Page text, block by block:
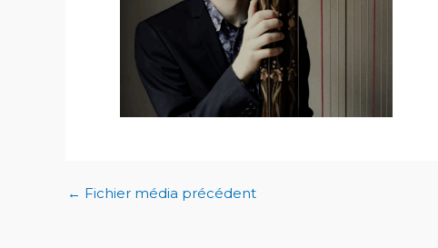
← Fichier média précédent